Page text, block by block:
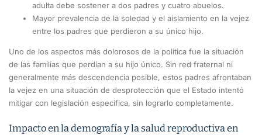
adulta debe sostener a dos padres y cuatro abuelos.
Mayor prevalencia de la soledad y el aislamiento en la vejez
entre los padres que perdieron a su único hijo.
Uno de los aspectos más dolorosos de la política fue la situación
de las familias que perdían a su hijo único. Sin red fraternal ni
generalmente más descendencia posible, estos padres afrontaban
la vejez en una situación de desprotección que el Estado intentó
mitigar con legislación específica, sin lograrlo completamente.
Impacto en la demografía y la salud reproductiva en